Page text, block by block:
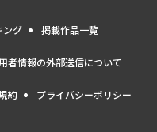
ング 掲載作品一覧
者情報の外部送信について
約 プライバシーポリシー